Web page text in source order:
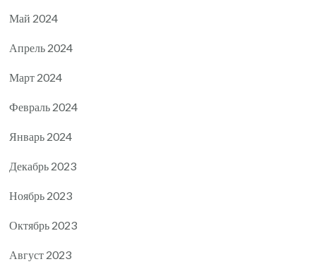
Май 2024
Апрель 2024
Март 2024
Февраль 2024
Январь 2024
Декабрь 2023
Ноябрь 2023
Октябрь 2023
Август 2023